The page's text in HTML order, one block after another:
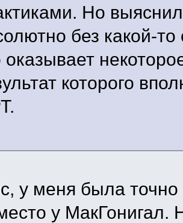
Но
без какой-
оказывает
которого
у меня была точно
у МакГонигал.